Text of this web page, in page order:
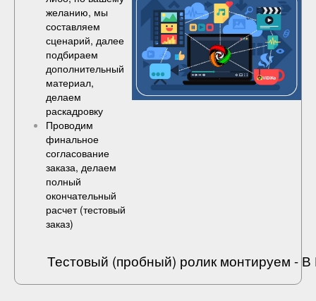
желанию, мы
составляем
сценарий, далее
подбираем
дополнительный
материал,
делаем
раскадровку
Проводим
финальное
согласование
заказа, делаем
полный
окончательный
расчет (тестовый
заказ)
Тестовый (пробный) ролик монтируем -